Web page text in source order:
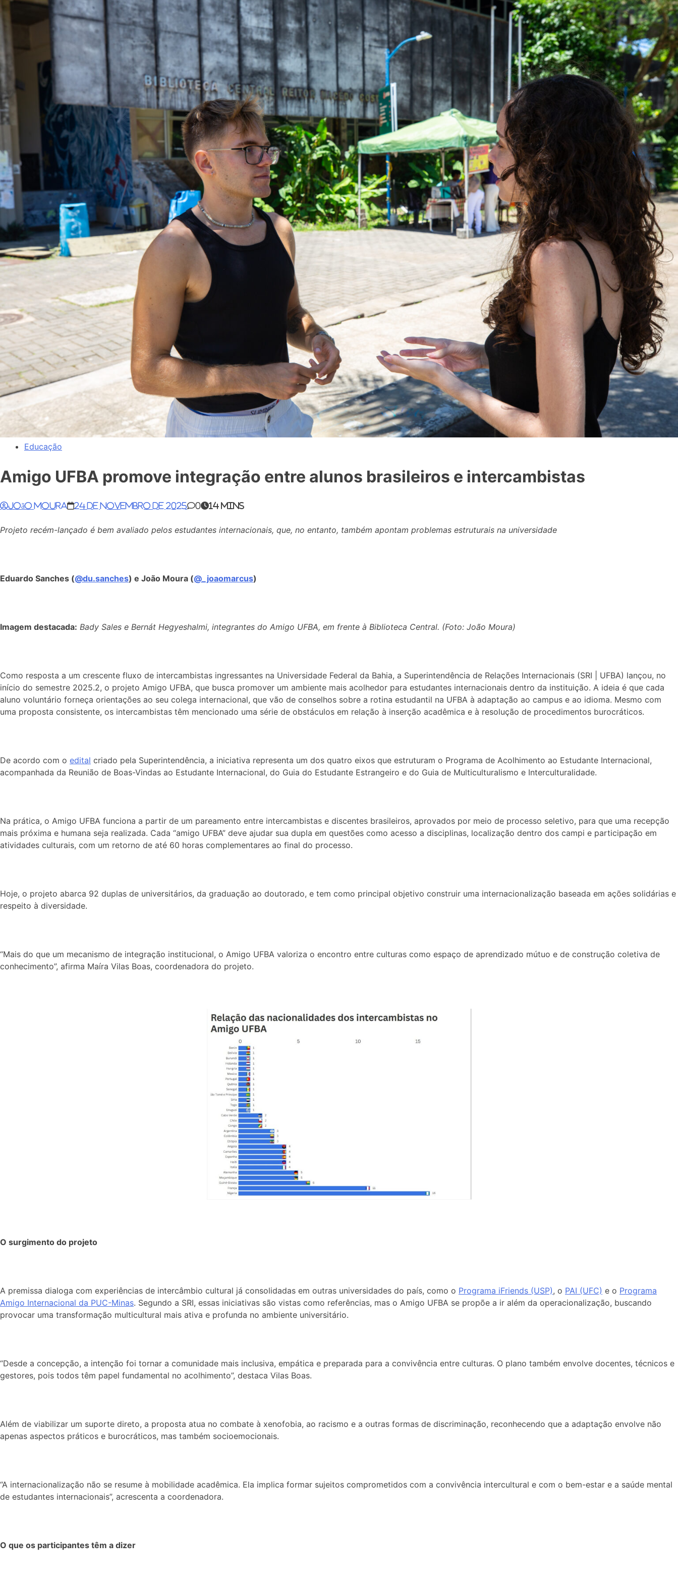
Educação
Amigo UFBA promove integração entre alunos brasileiros e intercambistas
João Moura 24 de novembro de 2025 0 14 mins
Projeto recém-lançado é bem avaliado pelos estudantes internacionais, que, no entanto, também apontam problemas estruturais na universidade
Eduardo Sanches (@du.sanches) e João Moura (@_joaomarcus)
Imagem destacada: Bady Sales e Bernát Hegyeshalmi, integrantes do Amigo UFBA, em frente à Biblioteca Central. (Foto: João Moura)
Como resposta a um crescente fluxo de intercambistas ingressantes na Universidade Federal da Bahia, a Superintendência de Relações Internacionais (SRI | UFBA) lançou, no
início do semestre 2025.2, o projeto Amigo UFBA, que busca promover um ambiente mais acolhedor para estudantes internacionais dentro da instituição. A ideia é que cada
aluno voluntário forneça orientações ao seu colega internacional, que vão de conselhos sobre a rotina estudantil na UFBA à adaptação ao campus e ao idioma. Mesmo com
uma proposta consistente, os intercambistas têm mencionado uma série de obstáculos em relação à inserção acadêmica e à resolução de procedimentos burocráticos.
De acordo com o edital criado pela Superintendência, a iniciativa representa um dos quatro eixos que estruturam o Programa de Acolhimento ao Estudante Internacional,
acompanhada da Reunião de Boas-Vindas ao Estudante Internacional, do Guia do Estudante Estrangeiro e do Guia de Multiculturalismo e Interculturalidade.
Na prática, o Amigo UFBA funciona a partir de um pareamento entre intercambistas e discentes brasileiros, aprovados por meio de processo seletivo, para que uma recepção
mais próxima e humana seja realizada. Cada “amigo UFBA” deve ajudar sua dupla em questões como acesso a disciplinas, localização dentro dos campi e participação em
atividades culturais, com um retorno de até 60 horas complementares ao final do processo.
Hoje, o projeto abarca 92 duplas de universitários, da graduação ao doutorado, e tem como principal objetivo construir uma internacionalização baseada em ações solidárias e
respeito à diversidade.
“Mais do que um mecanismo de integração institucional, o Amigo UFBA valoriza o encontro entre culturas como espaço de aprendizado mútuo e de construção coletiva de
conhecimento”, afirma Maíra Vilas Boas, coordenadora do projeto.
O surgimento do projeto
A premissa dialoga com experiências de intercâmbio cultural já consolidadas em outras universidades do país, como o Programa iFriends (USP), o PAI (UFC) e o Programa
Amigo Internacional da PUC-Minas. Segundo a SRI, essas iniciativas são vistas como referências, mas o Amigo UFBA se propõe a ir além da operacionalização, buscando
provocar uma transformação multicultural mais ativa e profunda no ambiente universitário.
“Desde a concepção, a intenção foi tornar a comunidade mais inclusiva, empática e preparada para a convivência entre culturas. O plano também envolve docentes, técnicos e
gestores, pois todos têm papel fundamental no acolhimento”, destaca Vilas Boas.
Além de viabilizar um suporte direto, a proposta atua no combate à xenofobia, ao racismo e a outras formas de discriminação, reconhecendo que a adaptação envolve não
apenas aspectos práticos e burocráticos, mas também socioemocionais.
“A internacionalização não se resume à mobilidade acadêmica. Ela implica formar sujeitos comprometidos com a convivência intercultural e com o bem-estar e a saúde mental
de estudantes internacionais”, acrescenta a coordenadora.
O que os participantes têm a dizer